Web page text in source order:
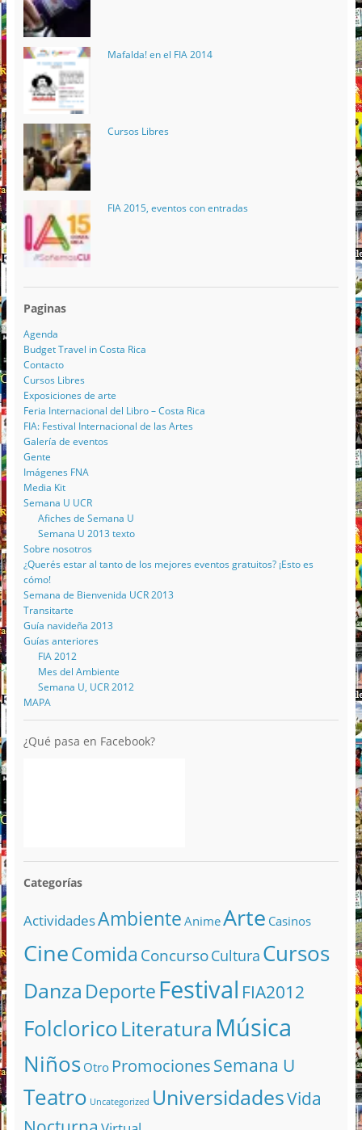
Mafalda! en el FIA 2014
Cursos Libres
FIA 2015, eventos con entradas
Paginas
Agenda
Budget Travel in Costa Rica
Contacto
Cursos Libres
Exposiciones de arte
Feria Internacional del Libro – Costa Rica
FIA: Festival Internacional de las Artes
Galería de eventos
Gente
Imágenes FNA
Media Kit
Semana U UCR
Afiches de Semana U
Semana U 2013 texto
Sobre nosotros
¿Querés estar al tanto de los mejores eventos gratuitos? ¡Esto es
cómo!
Semana de Bienvenida UCR 2013
Transitarte
Guía navideña 2013
Guías anteriores
FIA 2012
Mes del Ambiente
Semana U, UCR 2012
MAPA
¿Qué pasa en Facebook?
Categorías
ActividadesAmbiente AnimeArte Casinos
CineComida ConcursoCultura Cursos
Danza DeporteFestival FIA2012
FolcloricoLiteratura Música
Niños Otro PromocionesSemana U
Teatro Uncategorized UniversidadesVida